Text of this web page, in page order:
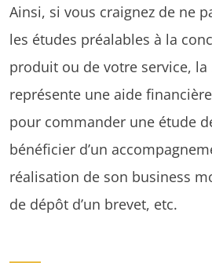
Ainsi, si vous craignez de ne
les études préalables à la
produit ou de votre service, la
représente une aide
pour commander une étude
bénéficier d’un
réalisation de son business
de dépôt d’un brevet, etc.